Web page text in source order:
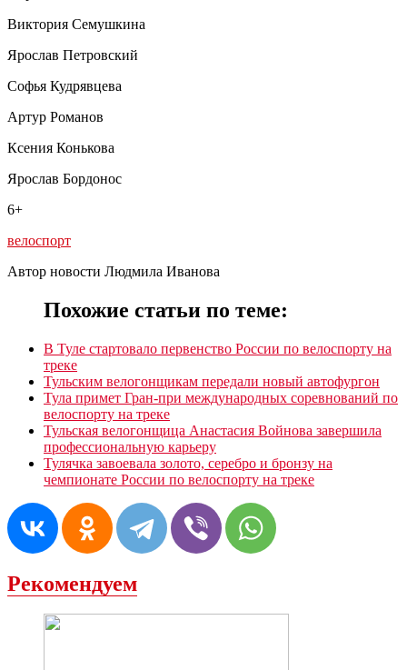
Виктория Семушкина
Ярослав Петровский
Софья Кудрявцева
Артур Романов
Ксения Конькова
Ярослав Бордонос
6+
велоспорт
Автор новости Людмила Иванова
Похожие статьи по теме:
В Туле стартовало первенство России по велоспорту на
треке
Тульским велогонщикам передали новый автофургон
Тула примет Гран-при международных соревнований по
велоспорту на треке
Тульская велогонщица Анастасия Войнова завершила
профессиональную карьеру
Тулячка завоевала золото, серебро и бронзу на
чемпионате России по велоспорту на треке
Рекомендуем